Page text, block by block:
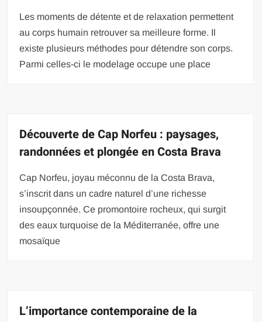
Les moments de détente et de relaxation permettent
au corps humain retrouver sa meilleure forme. Il
existe plusieurs méthodes pour détendre son corps.
Parmi celles-ci le modelage occupe une place
Découverte de Cap Norfeu : paysages,
randonnées et plongée en Costa Brava
Cap Norfeu, joyau méconnu de la Costa Brava,
s’inscrit dans un cadre naturel d’une richesse
insoupçonnée. Ce promontoire rocheux, qui surgit
des eaux turquoise de la Méditerranée, offre une
mosaïque
L’importance contemporaine de la